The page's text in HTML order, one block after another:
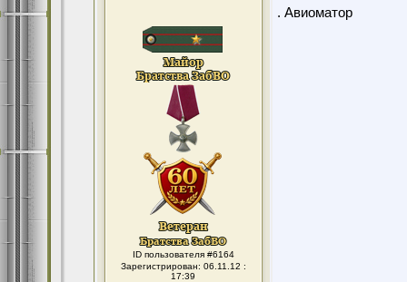
ID пользователя #6164
Зарегистрирован: 06.11.12 :
17:39
. Авиоматор